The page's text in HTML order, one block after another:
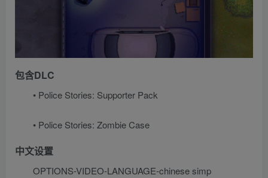
包含DLC
• Police Stories: Supporter Pack
• Police Stories: Zombie Case
中文设置
OPTIONS-VIDEO-LANGUAGE-chinese simp